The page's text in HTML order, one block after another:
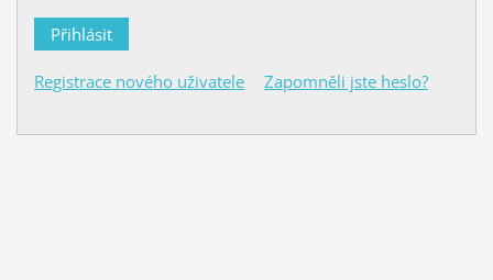
Registrace nového uživatele Zapomněli jste heslo?